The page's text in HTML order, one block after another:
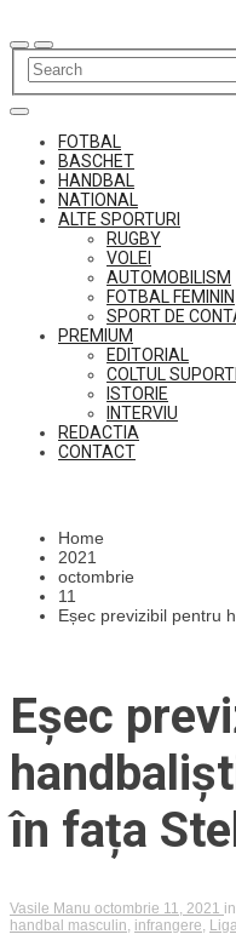
to
content
FOTBAL
BASCHET
HANDBAL
NATIONAL
ALTE SPORTURI
RUGBY
VOLEI
AUTOMOBILISM
FOTBAL FEMININ
SPORT DE
PREMIUM
EDITORIAL
COLTUL
ISTORIE
INTERVIU
REDACTIA
CONTACT
Home
2021
octombrie
11
Eșec previzibil pentru
Eșec
în fața
Vasile Manu octombrie 11, 2021 in
handbal masculin infrangere